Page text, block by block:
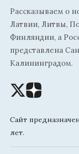
Рассказываем о
Латвии, Литвы,
Финляндии, а
представлена
Калининградом.
Сайт
лет.